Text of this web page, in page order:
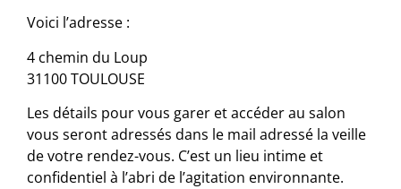
Voici l’adresse :
4 chemin du Loup
31100 TOULOUSE
Les détails pour vous garer et accéder au salon
vous seront adressés dans le mail adressé la veille
devotre rendez-vous. C’est un lieu intime et
confidentiel à l’abri de l’agitation environnante.